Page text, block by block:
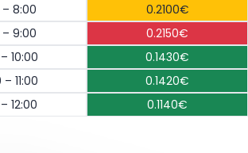
8:00
0.2100€
9:00
0.2150€
10:00
0.1430€
– 11:00
0.1420€
12:00
0.1140€